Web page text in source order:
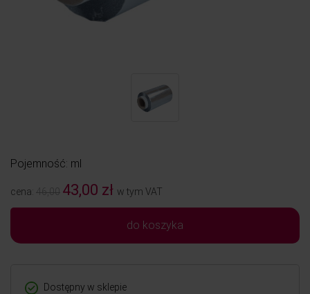
Pojemność: ml
cena: 46,00 43,00 zł w tym VAT
do koszyka
Dostępny w sklepie